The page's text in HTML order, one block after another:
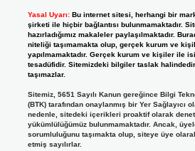
Yasal Uyarı: Bu internet sitesi, herhangi bir
şirketi ile hiçbir bağlantısı bulunmamaktadır.
hazırladığımız makaleler paylaşılmaktadır.
niteliği taşımamakta olup, gerçek kurum ve
yapılmamaktadır. Gerçek kurum ve kişiler ile
tesadüfidir. Sitemizdeki bilgiler taslak
taşımazlar.
Sitemiz, 5651 Sayılı Kanun gereğince Bilgi
(BTK) tarafından onaylanmış bir Yer Sağlayıcı
nedenle, sitedeki içerikleri proaktif olarak
yükümlülüğümüz bulunmamaktadır. Ancak,
sorumluluğunu taşımakta olup, siteye üye
etmiş sayılırlar.